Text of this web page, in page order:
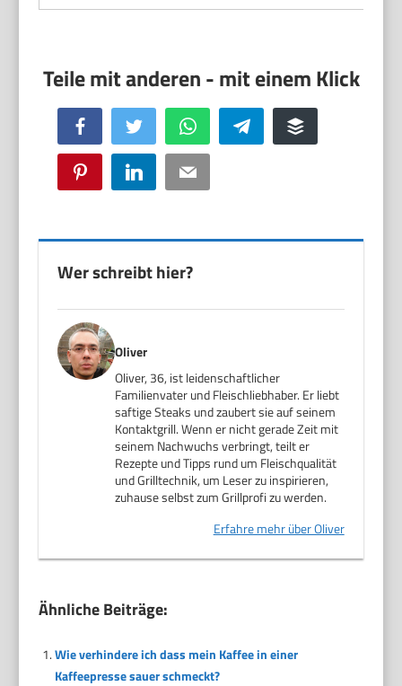
Facebook Twitter WhatsApp Telegram Buffer
Pinterest LinkedIn Email
Wer schreibt hier?
Oliver
Oliver, 36, ist leidenschaftlicher
Familienvater und Fleischliebhaber. Er liebt
saftige Steaks und zaubert sie auf seinem
Kontaktgrill. Wenn er nicht gerade Zeit mit
seinem Nachwuchs verbringt, teilt er
Rezepte und Tipps rund um Fleischqualität
und Grilltechnik, um Leser zu inspirieren,
zuhause selbst zum Grillprofi zu werden.
Erfahre mehr über Oliver
Ähnliche Beiträge:
Wie verhindere ich dass mein Kaffee in einer
Kaffeepresse sauer schmeckt?